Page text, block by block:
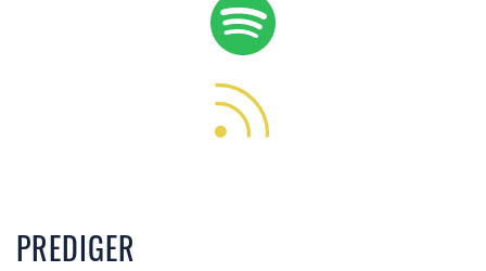
PREDIGER